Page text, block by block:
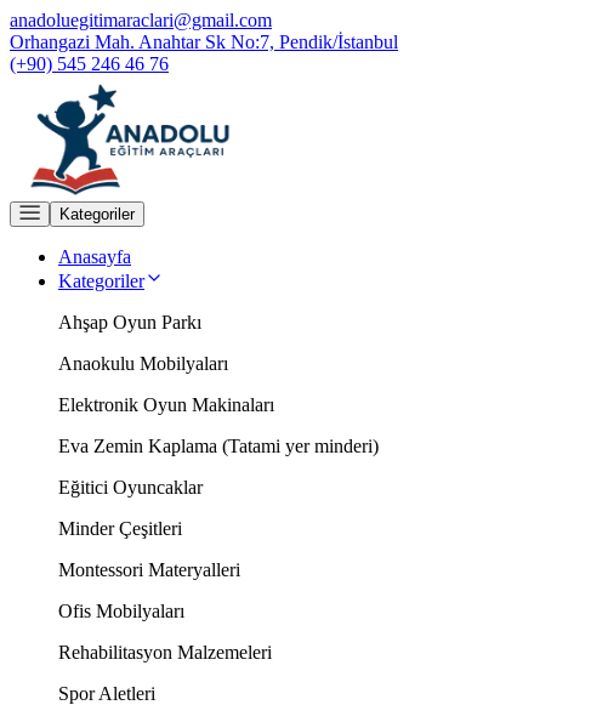
anadoluegitimaraclari@gmail.com
Orhangazi Mah. Anahtar Sk No:7, Pendik/İstanbul
(+90) 545 246 46 76
Kategoriler
Anasayfa
Kategoriler
Ahşap Oyun Parkı
Anaokulu Mobilyaları
Elektronik Oyun Makinaları
Eva Zemin Kaplama (Tatami yer minderi)
Eğitici Oyuncaklar
Minder Çeşitleri
Montessori Materyalleri
Ofis Mobilyaları
Rehabilitasyon Malzemeleri
Spor Aletleri